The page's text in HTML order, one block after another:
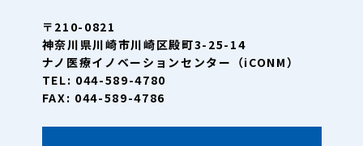
〒210-0821
神奈川県川崎市川崎区殿町3-25-14
ナノ医療イノベーションセンター（iCONM）
TEL: 044-589-4780
FAX: 044-589-4786